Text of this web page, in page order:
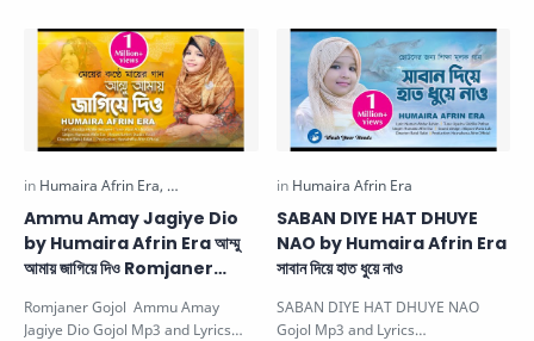
Ammu Amay Jagiye Dio
by Humaira Afrin Era আম্মু
আমায় জাগিয়ে দিও Romjaner
Romjaner Gojol Ammu Amay
Jagiye Dio Gojol Mp3 and Lyrics
SABAN DIYE HAT DHUYE
NAO by Humaira Afrin Era
সাবান দিয়ে হাত ধুয়ে নাও
SABAN DIYE HAT DHUYE NAO
Gojol Mp3 and Lyrics